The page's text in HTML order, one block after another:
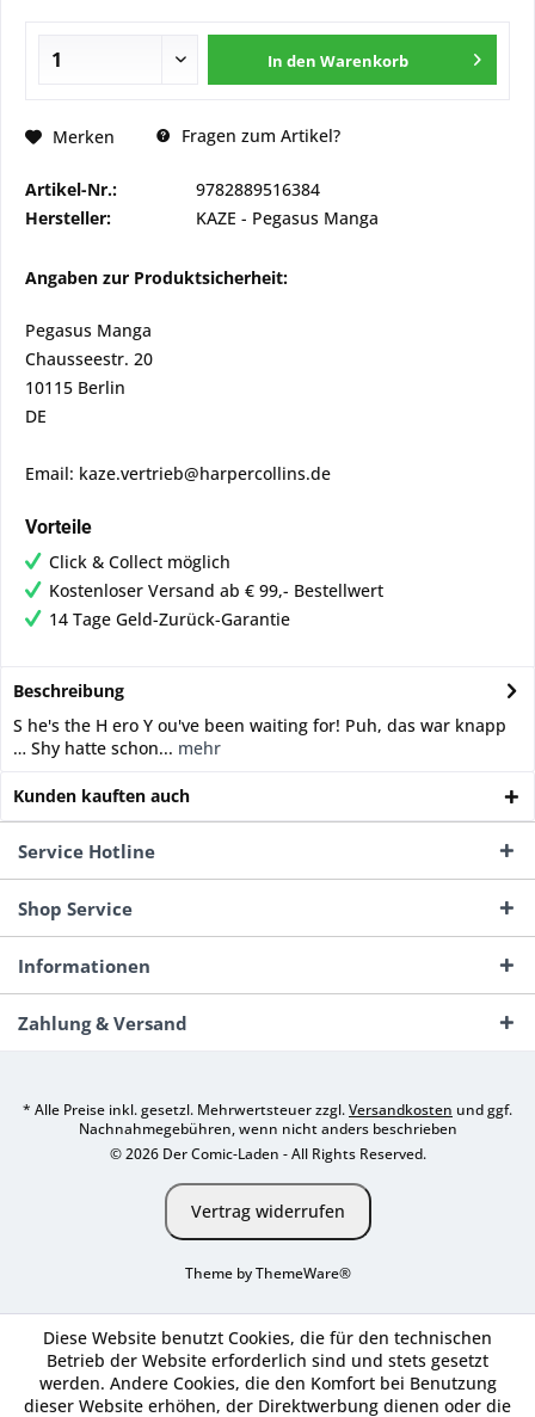
In den Warenkorb
Merken Fragen zum Artikel?
Artikel-Nr.:
9782889516384
Hersteller:
KAZE - Pegasus Manga
Angaben zur Produktsicherheit:
Pegasus Manga
Chausseestr. 20
10115 Berlin
DE
Email: kaze.vertrieb@harpercollins.de
Vorteile
Click & Collect möglich
Kostenloser Versand ab € 99,- Bestellwert
14 Tage Geld-Zurück-Garantie
Beschreibung
S he's the H ero Y ou've been waiting for! Puh, das war knapp
… Shy hatte schon... mehr
Kunden kauften auch
Service Hotline
Shop Service
Informationen
Zahlung & Versand
* Alle Preise inkl. gesetzl. Mehrwertsteuer zzgl.Versandkosten und ggf.
Nachnahmegebühren, wenn nicht anders beschrieben
© 2026 Der Comic-Laden - All Rights Reserved.
Vertrag widerrufen
Theme byThemeWare®
Diese Website benutzt Cookies, die für den technischen
Betrieb der Website erforderlich sind und stets gesetzt
werden. Andere Cookies, die den Komfort bei Benutzung
dieser Website erhöhen, der Direktwerbung dienen oder die